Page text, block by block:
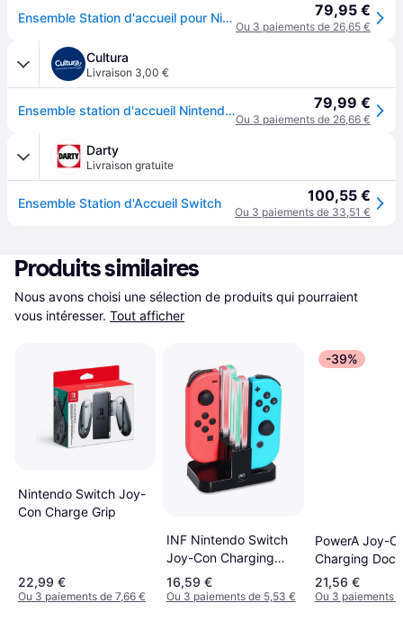
Ensemble Station d'accueil pour Nintendo Switch NINTENDO 79,95 €
Ou 3 paiements de 26,65 €
Cultura
Livraison 3,00 €
Ensemble station d'accueil Nintendo Switch 79,99 €
Ou 3 paiements de 26,66 €
Darty
Livraison gratuite
Ensemble Station d'Accueil Switch 100,55 €
Ou 3 paiements de 33,51 €
Produits similaires
Nous avons choisi une sélection de produits qui pourraient
vous intéresser. Tout afficher
Nintendo Switch Joy-
Con Charge Grip
22,99 €
Ou 3 paiements de 7,66 €
INF Nintendo Switch
Joy-Con Charging
Station - Black
16,59 €
Ou 3 paiements de 5,53 €
-39%
PowerA Joy-
Charging Dock
(Nintendo
21,56 €
Ou 3 paiements